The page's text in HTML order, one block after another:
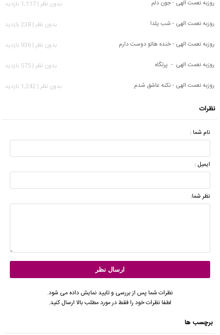
روزبه نعمت الهی - جون دلم
بدون نظر | 1,117 بازدید
روزبه نعمت الهی - ﺷﺐ ﻳﻠﺪا
بدون نظر | 238 بازدید
روزبه نعمت الهی - خنده هاتو دوست دارم
بدون نظر | 936 بازدید
روزبه نعمت الهی - پرتگاه
بدون نظر | 575 بازدید
روزبه نعمت الهی - نکنه عاشق شدم
بدون نظر | 1,242 بازدید
نظرات
نام شما :
ایمیل :
نظر شما:
نظرات شما پس از بررسی و تایید نمایش داده می شود.
لطفا نظرات خود را فقط در مورد مطلب بالا ارسال کنید.
برچسب ها